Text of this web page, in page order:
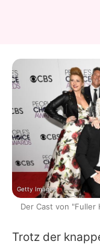
Trotz der
Getty Images
Der Cast von "Fuller